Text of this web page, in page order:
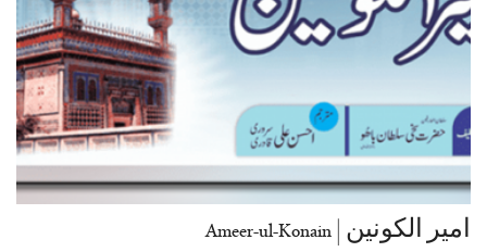
امیر الکونین | Ameer-ul-Konain